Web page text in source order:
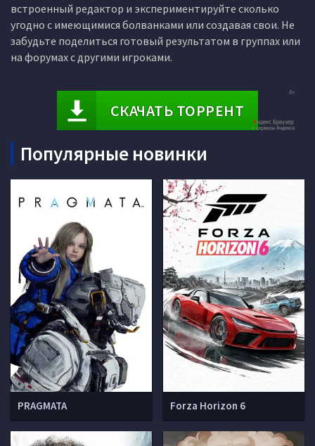
встроенный редактор и экспериментируйте сколько
угодно с имеющимися болванками или создавая свои. Не
забудьте поделиться готовый результатом в группах или
на форумах с другими игроками.
СКАЧАТЬ ТОРРЕНТ
Популярные новинки
PRAGMATA Forza Horizon 6